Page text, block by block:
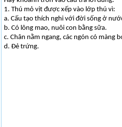
1. Thú mỏ vịt được xếp vào lớp thú vì:
a. Cấu tạo thích nghi với đời sống ở
b. Có lông mao, nuôi con bằng sữa.
c. Chân nằm ngang, các ngón có màng
d. Đẻ trứng.